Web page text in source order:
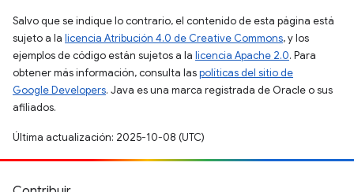
Salvo que se indique lo contrario, el contenido de esta página está
sujeto a la licencia Atribución 4.0 de Creative Commons, y los
ejemplos de código están sujetos a la licencia Apache 2.0. Para
obtener más información, consulta laspolíticas del sitio de
Google Developers. Java es una marca registrada de Oracle o sus
afiliados.
Última actualización: 2025-10-08 (UTC)